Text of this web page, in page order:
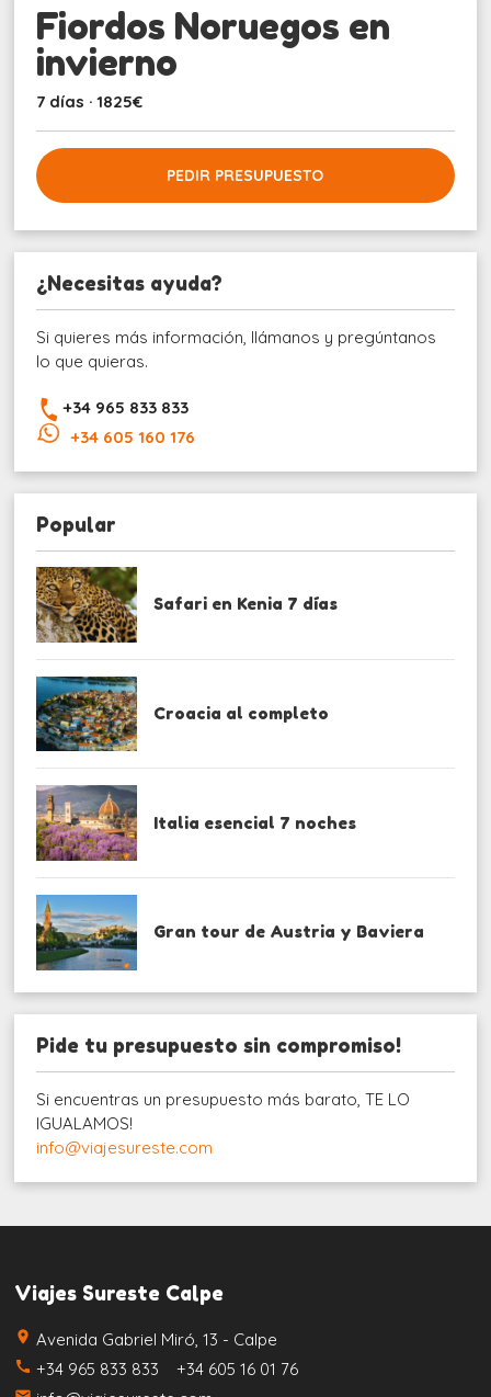
Fiordos Noruegos en
invierno
7 días · 1825€
PEDIR PRESUPUESTO
¿Necesitas ayuda?
Si quieres más información, llámanos y pregúntanos
lo que quieras.
+34 965 833 833
+34 605 160 176
Popular
Safari en Kenia 7 días
Croacia al completo
Italia esencial 7 noches
Gran tour de Austria y Baviera
Pide tu presupuesto sin compromiso!
Si encuentras un presupuesto más barato, TE LO
IGUALAMOS!
info@viajesureste.com
Viajes Sureste Calpe
place Avenida Gabriel Miró, 13 - Calpe
call +34 965 833 833 +34 605 16 01 76